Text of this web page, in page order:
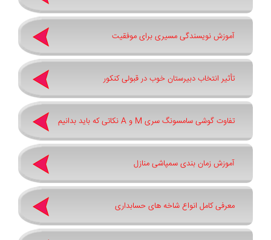
آموزش نویسندگی مسیری برای موفقیت
تأثیر انتخاب دبیرستان خوب در قبولی کنکور
تفاوت گوشی سامسونگ سری ‏M‏ و ‏A نکاتی که باید بدانیم
آموزش زمان بندی سمپاشی منازل
معرفی کامل انواع شاخه های حسابداری